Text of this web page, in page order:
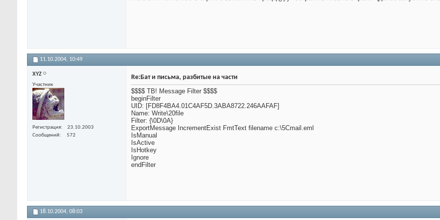
11.10.2004, 10:49
XYZ
Участник
Регистрация
23.10.2003
Сообщений
572
Re:Бат и письма, разбитые на части
$$$$ TB! Message Filter $$$$
beginFilter
UID: [FD8F4BA4.01C4AF5D.3ABA8722.246AAFAF]
Name: Write\20file
Filter: {\0D\0A}
ExportMessage IncrementExist FmtText filename c:\5Cmail.eml
IsManual
IsActive
IsHotkey
Ignore
endFilter
18.10.2004, 08:03